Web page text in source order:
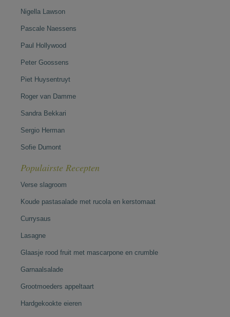
Nigella Lawson
Pascale Naessens
Paul Hollywood
Peter Goossens
Piet Huysentruyt
Roger van Damme
Sandra Bekkari
Sergio Herman
Sofie Dumont
Populairste Recepten
Verse slagroom
Koude pastasalade met rucola en kerstomaat
Currysaus
Lasagne
Glaasje rood fruit met mascarpone en crumble
Garnaalsalade
Grootmoeders appeltaart
Hardgekookte eieren